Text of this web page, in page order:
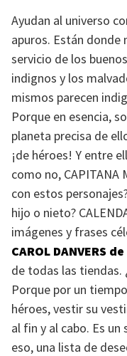
Ayudan al universo
apuros. Están donde
servicio de los
indignos y los
mismos parecen
Porque en esencia,
planeta precisa de
¡de héroes! Y entre
como no, CAPITANA
con estos
hijo o nieto?
imágenes y frases
CAROL DANVERS
de todas las tiendas.
Porque por un
héroes, vestir su
al fin y al cabo. Es
eso, una lista de